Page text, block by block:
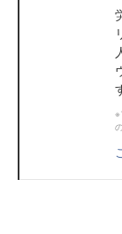
※